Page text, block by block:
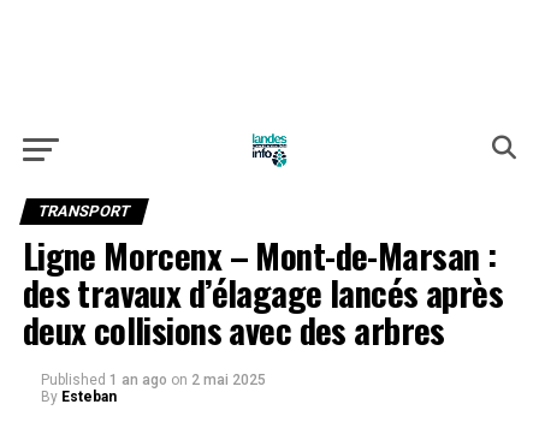
TRANSPORT
Ligne Morcenx – Mont-de-Marsan :
des travaux d’élagage lancés après
deux collisions avec des arbres
Published 1 an ago on 2 mai 2025
By Esteban